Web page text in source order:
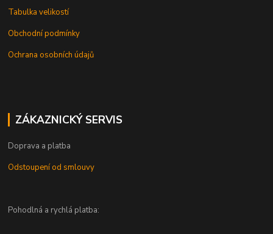
Tabulka velikostí
Obchodní podmínky
Ochrana osobních údajů
ZÁKAZNICKÝ SERVIS
Doprava a platba
Odstoupení od smlouvy
Pohodlná a rychlá platba: